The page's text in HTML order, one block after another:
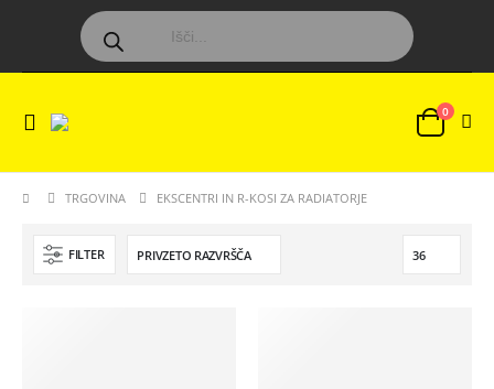
0
TRGOVINA EKSCENTRI IN R-KOSI ZA RADIATORJE
FILTER